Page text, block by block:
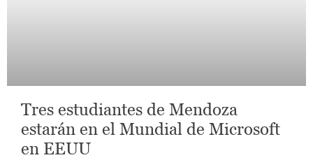
Tres estudiantes de Mendoza
estarán en el Mundial de Microsoft
en EEUU